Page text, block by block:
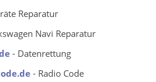
Reparatur
Navi Reparatur
- Datenrettung
- Radio Code